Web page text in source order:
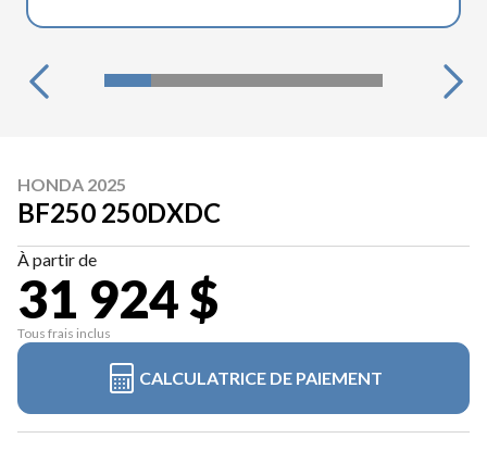
HONDA 2025
BF250 250DXDC
À partir de
31 924 $
Tous frais inclus
CALCULATRICE DE PAIEMENT